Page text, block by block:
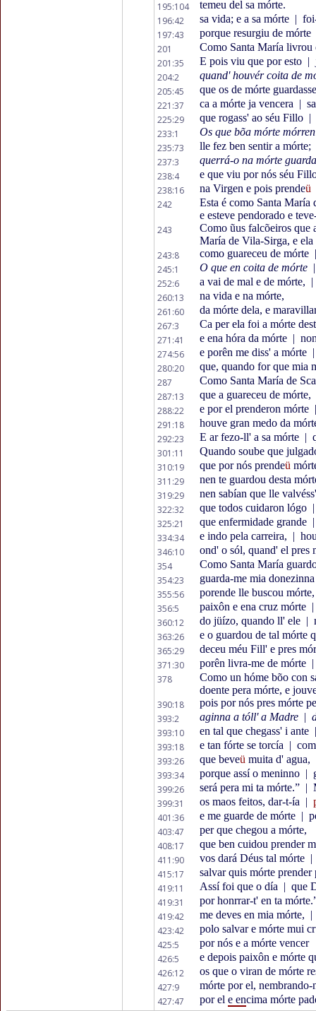
195:104
temeu del sa mórte.
196:42
sa vida; e a sa mórte |
197:43
porque resurgiu de mórte
201
Como Santa María livrou
201:35
E pois viu que por esto |
204:2
quand' houvér coita de
205:45
que os de mórte
221:37
ca a mórte ja vencera |
225:29
que rogass' ao séu Fillo |
233:1
Os que bõa mórte
235:73
lle fez ben sentir a mórte;
237:3
querrá-o na mórte
238:4
e que viu por nós séu
238:16
na Virgen e pois prendeü
242
Esta é como Santa María
e esteve pendorado e
243
Como ũus falcõeiros que
María de Vila-Sirga, e ela
243:8
como guareceu de mórte |
245:1
O que en coita de mórte |
252:6
a vai de mal e de mórte, |
260:13
na vida e na mórte,
261:60
da mórte dela, e
267:3
Ca per ela foi a mórte
271:41
e ena hóra da mórte |
274:56
e porên me diss' a mórte |
280:20
que, quando for que mia
287
Como Santa María de
287:13
que a guareceu de mórte,
288:22
e por el prenderon mórte |
291:18
houve gran medo da
292:23
E ar fezo-ll' a sa mórte |
301:11
Quando soube que
310:19
que por nós prendeü
311:29
nen te guardou desta
319:29
nen sabían que lle
322:32
que todos cuidaron lógo |
325:21
que enfermidade grande |
334:34
e indo pela carreira, |
346:10
ond' o sól, quand' el pres
354
Como Santa María
354:23
guarda-me mia
355:56
porende lle buscou
356:5
paixôn e ena cruz mórte |
360:12
do jüízo, quando ll' ele |
363:26
e o guardou de tal mórte
365:29
deceu méu Fill' e pres
371:30
porên livra-me de mórte |
378
Como un hóme bõo con
doente pera mórte, e
390:18
pois por nós pres mórte
393:2
aginna a tóll' a Madre |
393:10
en tal que chegass' i ante |
393:18
e tan fórte se torcía |
393:26
que beveü muita d' agua,
393:34
porque assí o meninno |
399:26
será pera mi ta mórte.” |
399:31
os maos feitos, dar-t-ía |
401:36
e me guarde de mórte |
403:47
per que chegou a mórte,
408:17
que ben cuidou prender
411:90
vos dará Déus tal mórte |
415:17
salvar quis mórte prender
419:11
Assí foi que o día | que
419:31
por honrrar-t' en ta
419:42
me deves en mia mórte, |
423:42
polo salvar e mórte mui
425:5
por nós e a mórte vencer
426:5
e depois paixôn e mórte
426:12
os que o viran de mórte
427:9
mórte por el,
427:47
por el e encima mórte